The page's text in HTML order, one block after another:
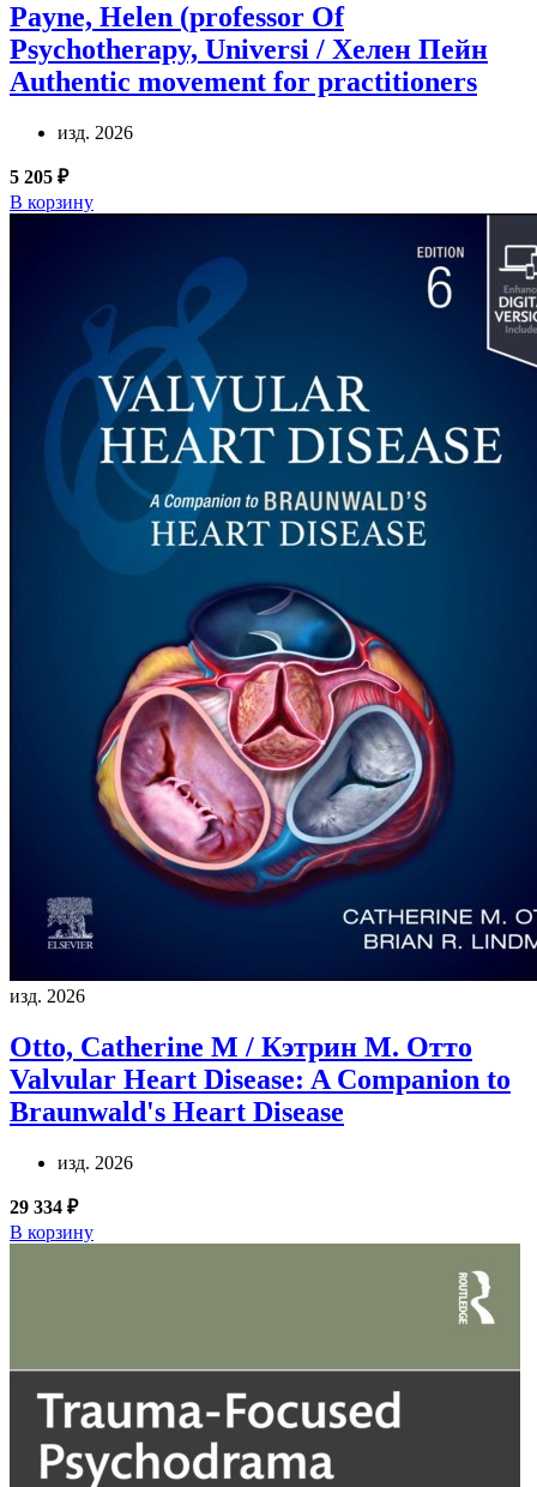
Payne, Helen (professor Of
Psychotherapy, Universi / Хелен Пейн
Authentic movement for practitioners
изд. 2026
5 205 ₽
В корзину
изд. 2026
Otto, Catherine M / Кэтрин М. Отто
Valvular Heart Disease: A Companion to
Braunwald's Heart Disease
изд. 2026
29 334 ₽
В корзину